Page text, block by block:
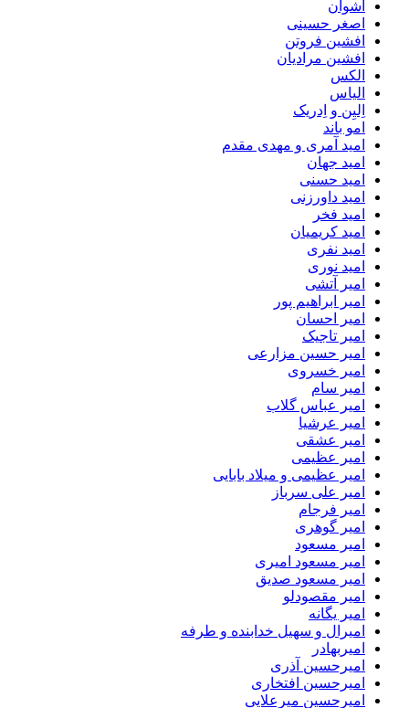
اشوان
اصغر حسینی
افشین فروتن
افشین مرادیان
الکس
الیاس
اِلیِن و اِدریک
امو باند
امید آمری و مهدی مقدم
امید جهان
امید حسنی
امید داورزنی
امید فخر
امید کریمیان
امید نفری
امید نوری
امیر آتشی
امیر ابراهیم پور
امیر احسان
امیر تاجیک
امیر حسین مزارعی
امیر خسروی
امیر سام
امیر عباس گلاب
امیر عرشیا
امیر عشقی
امیر عظیمی
امیر عظیمی و میلاد بابایی
امیر علی سرباز
امیر فرجام
امیر گوهری
امیر مسعود
امیر مسعود امیری
امیر مسعود صدیق
امیر مقصودلو
امیر یگانه
امیرال و سهیل خدابنده و طرفه
امیربهادر
امیرحسین آذری
امیرحسین افتخاری
امیرحسین میرعلایی